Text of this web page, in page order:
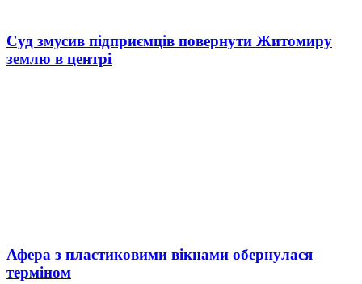
Суд змусив підприємців повернути Житомиру
землю в центрі
Афера з пластиковими вікнами обернулася
терміном